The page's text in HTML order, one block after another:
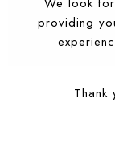
providing